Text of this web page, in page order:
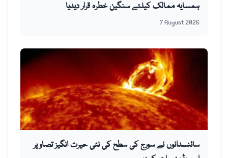
ہمسایہ ممالک کیلئے سنگین خطرہ قرار دیدیا
7 August 2026
سائنسدانوں نے سورج کی سطح کی نئی حیرت انگیز تصاویر